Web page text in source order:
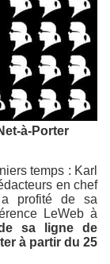
à-Porter
temps : Karl
en chef
profité de sa
LeWeb à
sa ligne de
à partir du 25